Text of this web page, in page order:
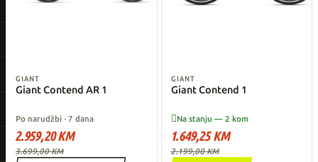
GIANT
Giant Contend AR 1
Po narudžbi · 7 dana
2.959,20 KM
3.699,00 KM
GIANT
Giant Contend 1
Na stanju — 2 kom
1.649,25 KM
2.199,00 KM